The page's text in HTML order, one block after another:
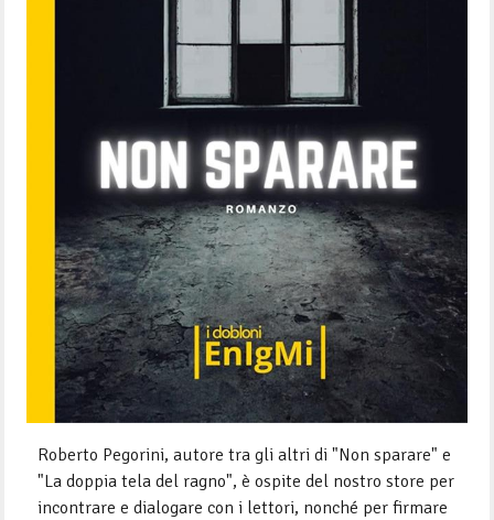
Roberto Pegorini, autore tra gli altri di "Non sparare" e
"La doppia tela del ragno", è ospite del nostro store per
incontrare e dialogare con i lettori, nonché per firmare